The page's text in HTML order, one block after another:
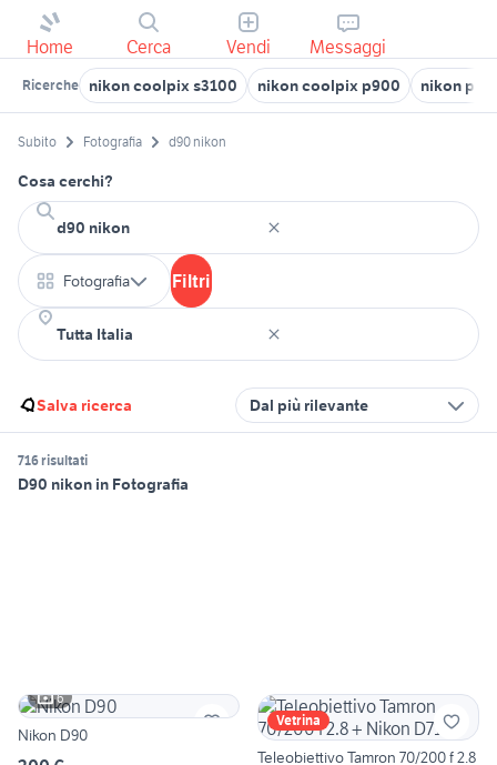
Home Cerca Vendi Messaggi
Ricerche nikon coolpix s3100 nikon coolpix p900 nikon
Subito Fotografia d90 nikon
Cosa cerchi?
Fotografia Filtri
Salva ricerca Dal più rilevante
716 risultati
D90 nikon in Fotografia
6
Nikon D90
Vetrina
Teleobiettivo Tamron 70/200 f 2.8